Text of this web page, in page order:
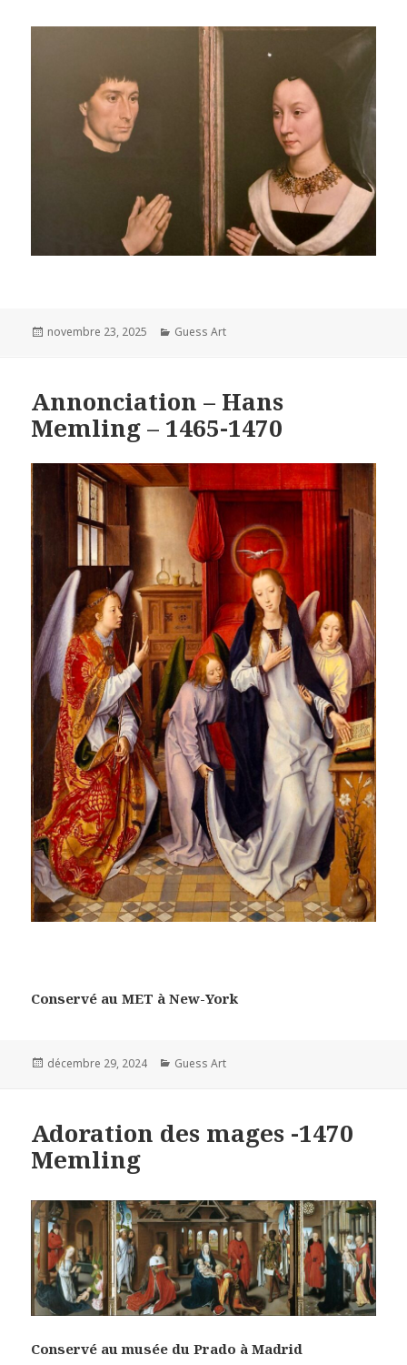
Posted
novembre 23, 2025 Categories
Guess Art
Annonciation – Hans
Memling – 1465-1470
Conservé au MET à New-York
Posted
décembre 29, 2024 Categories
Guess Art
Adoration des mages -1470
Memling
Conservé au musée du Prado à Madrid